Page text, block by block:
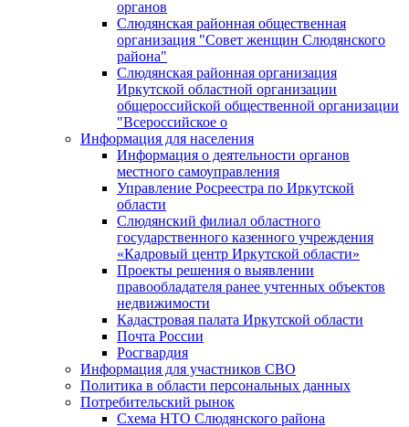
органов
Слюдянская районная общественная
организация "Совет женщин Слюдянского
района"
Слюдянская районная организация
Иркутской областной организации
общероссийской общественной организации
"Всероссийское о
Информация для населения
Информация о деятельности органов
местного самоуправления
Управление Росреестра по Иркутской
области
Слюдянский филиал областного
государственного казенного учреждения
«Кадровый центр Иркутской области»
Проекты решения о выявлении
правообладателя ранее учтенных объектов
недвижимости
Кадастровая палата Иркутской области
Почта России
Росгвардия
Информация для участников СВО
Политика в области персональных данных
Потребительский рынок
Схема НТО Слюдянского района